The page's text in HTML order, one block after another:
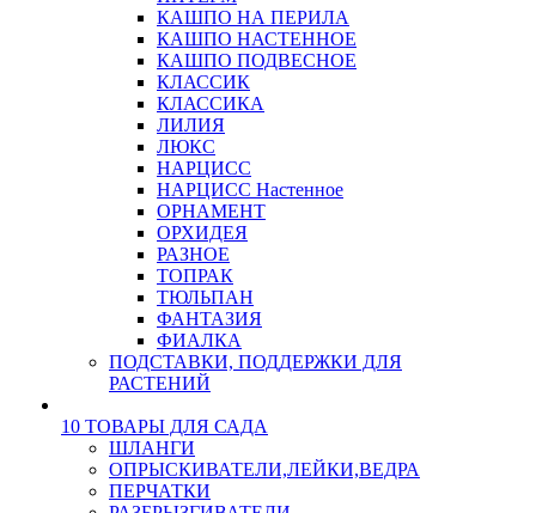
КАШПО НА ПЕРИЛА
КАШПО НАСТЕННОЕ
КАШПО ПОДВЕСНОЕ
КЛАССИК
КЛАССИКА
ЛИЛИЯ
ЛЮКС
НАРЦИСС
НАРЦИСС Настенное
ОРНАМЕНТ
ОРХИДЕЯ
РАЗНОЕ
ТОПРАК
ТЮЛЬПАН
ФАНТАЗИЯ
ФИАЛКА
ПОДСТАВКИ, ПОДДЕРЖКИ ДЛЯ
РАСТЕНИЙ
10 ТОВАРЫ ДЛЯ САДА
ШЛАНГИ
ОПРЫСКИВАТЕЛИ,ЛЕЙКИ,ВЕДРА
ПЕРЧАТКИ